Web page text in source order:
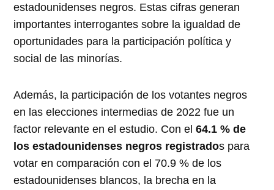
estadounidenses negros. Estas cifras generan
importantes interrogantes sobre la igualdad de
oportunidades para la participación política y
social de las minorías.
Además, la participación de los votantes negros
en las elecciones intermedias de 2022 fue un
factor relevante en el estudio. Con el64.1 % de
los estadounidenses negros registrados para
votar en comparación con el 70.9 % de los
estadounidenses blancos, la brecha en la